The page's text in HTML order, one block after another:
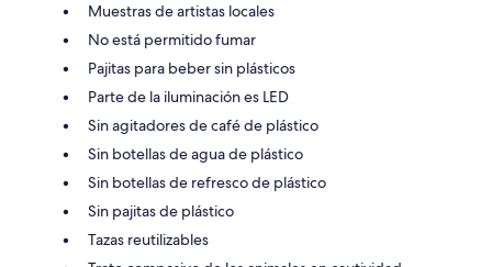
Muestras de artistas locales
No está permitido fumar
Pajitas para beber sin plásticos
Parte de la iluminación es LED
Sin agitadores de café de plástico
Sin botellas de agua de plástico
Sin botellas de refresco de plástico
Sin pajitas de plástico
Tazas reutilizables